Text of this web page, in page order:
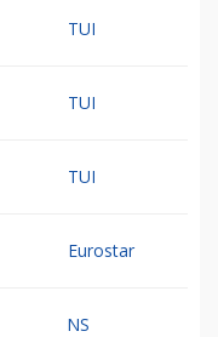
TUI
TUI
TUI
Eurostar
NS